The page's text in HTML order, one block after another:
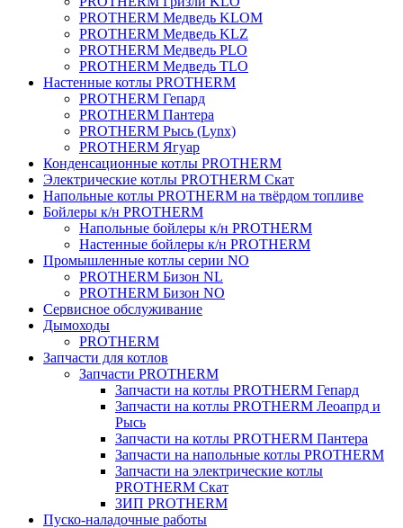
PROTHERM Медведь KLOM
PROTHERM Медведь KLZ
PROTHERM Медведь PLO
PROTHERM Медведь TLO
Настенные котлы PROTHERM
PROTHERM Гепард
PROTHERM Пантера
PROTHERM Рысь (Lynx)
PROTHERM Ягуар
Конденсационные котлы PROTHERM
Электрические котлы PROTHERM Скат
Напольные котлы PROTHERM на твёрдом топливе
Бойлеры к/н PROTHERM
Напольные бойлеры к/н PROTHERM
Настенные бойлеры к/н PROTHERM
Промышленные котлы серии NO
PROTHERM Бизон NL
PROTHERM Бизон NO
Сервисное обслуживание
Дымоходы
PROTHERM
Запчасти для котлов
Запчасти PROTHERM
Запчасти на котлы PROTHERM Гепард
Запчасти на котлы PROTHERM Леоапрд и
Рысь
Запчасти на котлы PROTHERM Пантера
Запчасти на напольные котлы PROTHERM
Запчасти на электрические котлы
PROTHERM Скат
ЗИП PROTHERM
Пуско-наладочные работы